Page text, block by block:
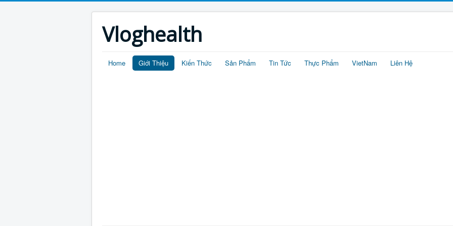
Vloghealth
Home Giới Thiệu Kiến Thức Sản Phẩm Tin Tức Thực Phẩm VietNam Liên Hệ